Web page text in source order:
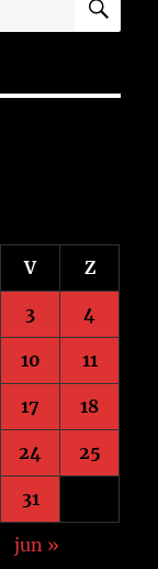
V Z
3 4
10 11
17 18
24 25
31
jun »